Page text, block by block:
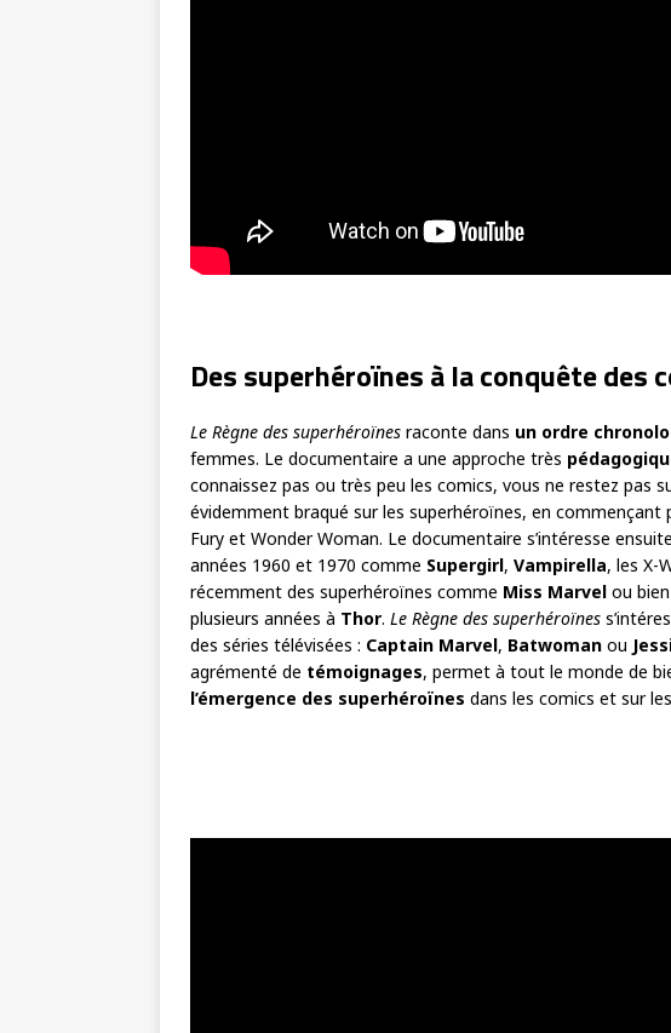
Des superhéroïnes à la conquête des
Le Règne des superhéroïnes raconte dans un ordre
femmes. Le documentaire a une approche très
connaissez pas ou très peu les comics, vous ne restez pas
évidemment braqué sur les superhéroïnes, en commençant
Fury et Wonder Woman. Le documentaire s’intéresse
années 1960 et 1970 comme Supergirl, Vampirella, les X-
récemment des superhéroïnes comme Miss Marvel ou
plusieurs années à Thor. Le Règne des superhéroïnes
des séries télévisées : Captain Marvel, Batwoman ou
agrémenté de témoignages, permet à tout le monde de
l’émergence des superhéroïnes dans les comics et sur